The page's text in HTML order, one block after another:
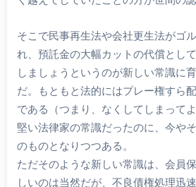
そこで民事再生法や会社更生法がゴ
れ、預託金の大幅カットの代償とし
しましょうというのが新しい常識に
だ。もともと法的にはプレー権すら
である（つまり、なくしてしまって
堅い法律家の常識だったのに、今や
のものとなりつつある。
ただそのような新しい常識は、会員
しいのは当然だが、不良債権処理迅